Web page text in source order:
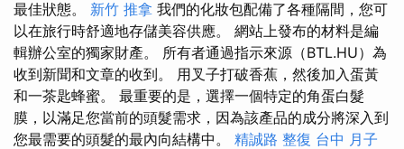
最佳狀態。 新竹 推拿 我們的化妝包配備了各種隔間，您可
以在旅行時舒適地存儲美容供應。 網站上發布的材料是編
輯辦公室的獨家財產。 所有者通過指示來源（BTL.HU）為
收到新聞和文章的收到。 用叉子打破香蕉，然後加入蛋黃
和一茶匙蜂蜜。 最重要的是，選擇一個特定的角蛋白髮
膜，以滿足您當前的頭髮需求，因為該產品的成分將深入到
您最需要的頭髮的最內向結構中。 精誠路 整復 台中 月子